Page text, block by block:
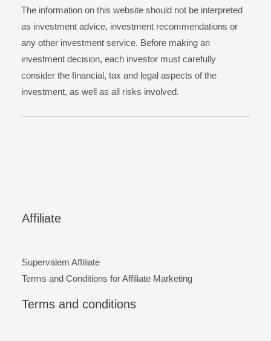
The information on this website should not be interpreted
as investment advice, investment recommendations or
any other investment service. Before making an
investment decision, each investor must carefully
consider the financial, tax and legal aspects of the
investment, as well as all risks involved.
Affiliate
Supervalem Affiliate
Terms and Conditions for Affiliate Marketing
Terms and conditions